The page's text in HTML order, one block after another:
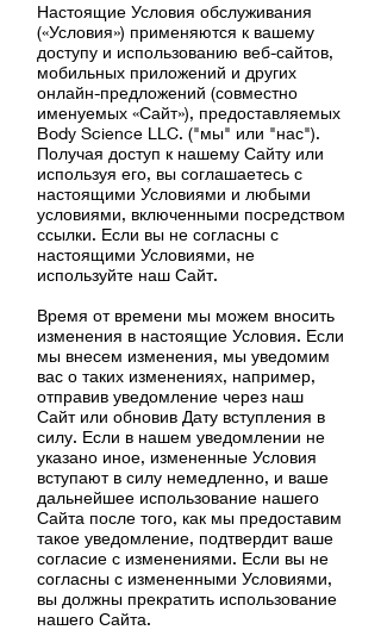
Настоящие Условия обслуживания
(«Условия») применяются к вашему
доступу и использованию веб-сайтов,
мобильных приложений и других
онлайн-предложений (совместно
именуемых «Сайт»), предоставляемых
Body Science LLC. ("мы" или "нас").
Получая доступ к нашему Сайту или
используя его, вы соглашаетесь с
настоящими Условиями и любыми
условиями, включенными посредством
ссылки. Если вы не согласны с
настоящими Условиями, не
используйте наш Сайт.
Время от времени мы можем вносить
изменения в настоящие Условия. Если
мы внесем изменения, мы уведомим
вас о таких изменениях, например,
отправив уведомление через наш
Сайт или обновив Дату вступления в
силу. Если в нашем уведомлении не
указано иное, измененные Условия
вступают в силу немедленно, и ваше
дальнейшее использование нашего
Сайта после того, как мы предоставим
такое уведомление, подтвердит ваше
согласие с изменениями. Если вы не
согласны с измененными Условиями,
вы должны прекратить использование
нашего Сайта.